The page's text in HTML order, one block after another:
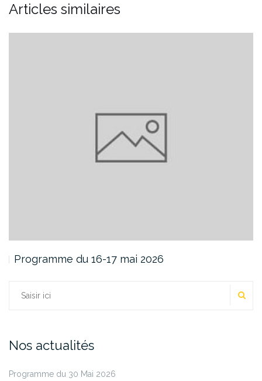
Articles similaires
Programme du 16-17 mai 2026
Rechercher :
Nos actualités
Programme du 30 Mai 2026